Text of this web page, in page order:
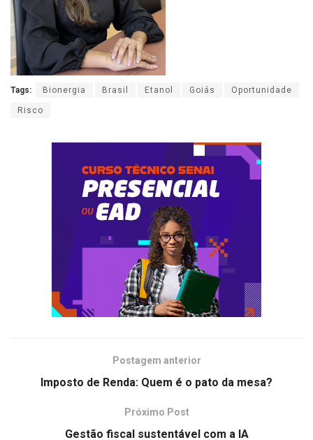
Tags: Bionergia Brasil Etanol Goiás Oportunidade
Risco
Postagem anterior
Imposto de Renda: Quem é o pato da mesa?
Próximo Post
Gestão fiscal sustentável com a IA